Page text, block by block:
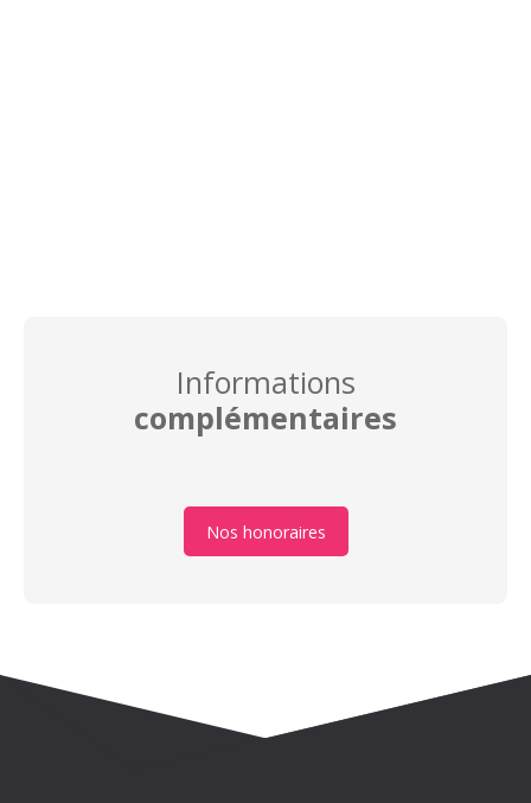
Informations
complémentaires
Nos honoraires